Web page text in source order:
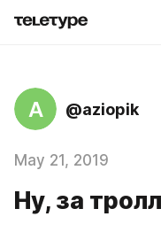
A @aziopik
May 21, 2019
Ну, за